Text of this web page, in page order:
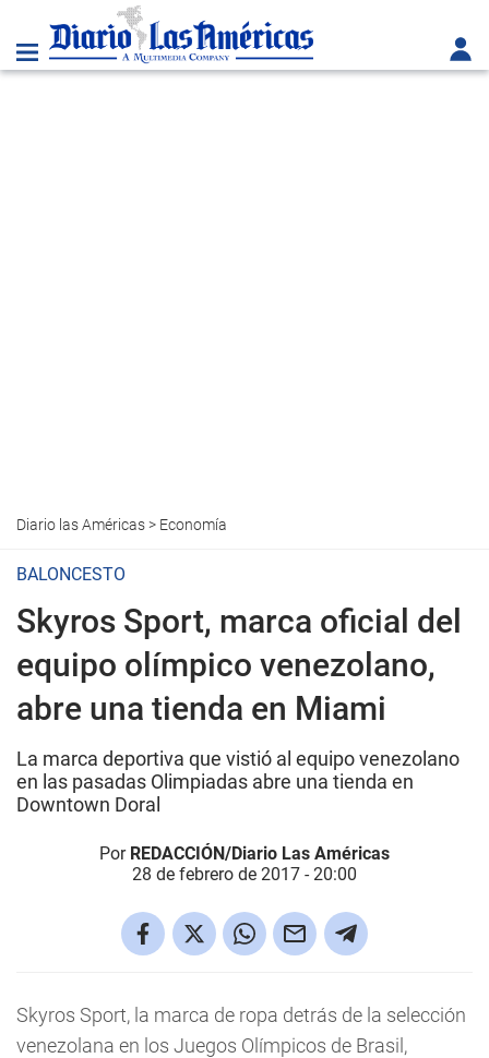
Diario las Américas> Economía
BALONCESTO
Skyros Sport, marca oficial del
equipo olímpico venezolano,
abre una tienda en Miami
La marca deportiva que vistió al equipo venezolano
en las pasadas Olimpiadas abre una tienda en
Downtown Doral
Por REDACCIÓN/Diario Las Américas
28 de febrero de 2017 - 20:00
Skyros Sport, la marca de ropa detrás de la selección
venezolana en los Juegos Olímpicos de Brasil,